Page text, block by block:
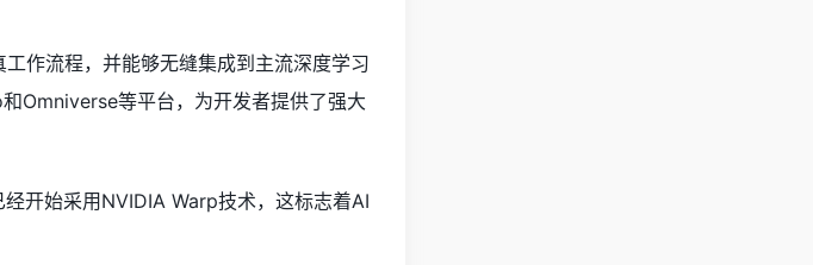
作流程，并能够无缝集成到主流深度学习
Omniverse等平台，为开发者提供了强大
开始采用NVIDIA Warp技术，这标志着AI